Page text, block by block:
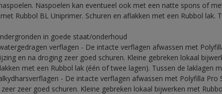
Naspoelen kan eventueel ook met een natte spons of
Rubbol BL Uniprimer. Schuren en aflakken met een Rubbol lak.
in goede staat/onderhoud
verflagen - De intacte verflagen afwassen met
en na droging zeer goed schuren. Kleine gebreken lokaal
met een Rubbol lak (één of twee lagen). Tussen de laklagen
- De intacte verflagen afwassen met Polyfilla Pro
zeer goed schuren. Kleine gebreken lokaal bijwerken met